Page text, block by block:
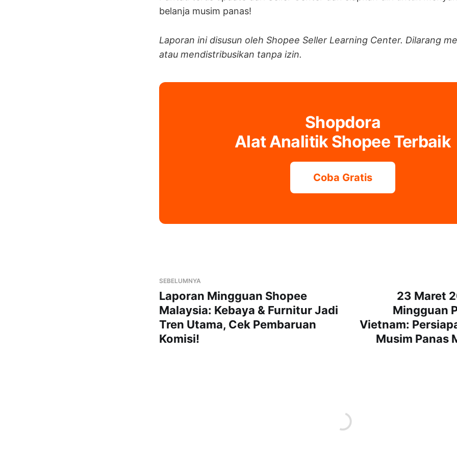
belanja musim panas!
Laporan ini disusun oleh Shopee Seller Learning Center. Dilarang
atau mendistribusikan tanpa izin.
Shopdora
Alat Analitik Shopee Terbaik
Coba Gratis
SEBELUMNYA
Laporan Mingguan Shopee
Malaysia: Kebaya & Furnitur Jadi
Tren Utama, Cek Pembaruan
Komisi!
23 Maret
Mingguan
Vietnam:
Musim Panas